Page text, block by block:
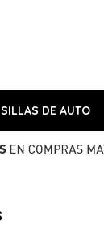
SILLAS DE AUTO